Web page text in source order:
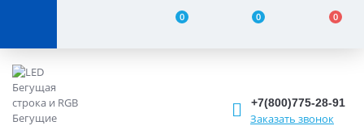
0 0 0
+7(800)775-28-91
Заказать звонок